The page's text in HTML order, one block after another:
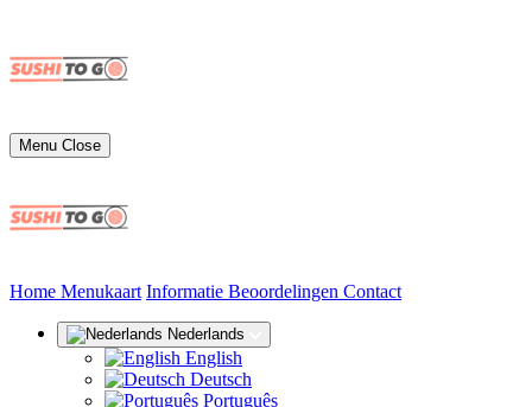
Menu Close
Home (huidige)
Menukaart Informatie Beoordelingen Contact
Nederlands
English
Deutsch
Português